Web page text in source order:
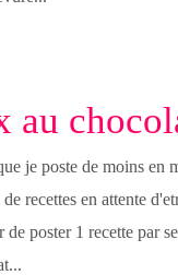
au
je poste de moins en
recettes en attente
de poster 1 recette par